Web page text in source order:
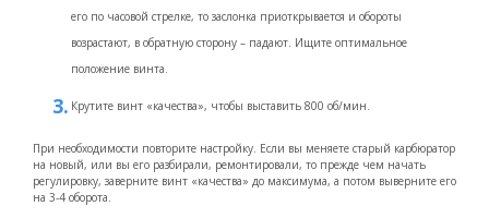
его по часовой стрелке, то заслонка приоткрывается и обороты
возрастают, в обратную сторону – падают. Ищите оптимальное
положение винта.
Крутите винт «качества», чтобы выставить 800 об/мин.
При необходимости повторите настройку. Если вы меняете старый карбюратор
на новый, или вы его разбирали, ремонтировали, то прежде чем начать
регулировку, заверните винт «качества» до максимума, а потом выверните его
на 3-4 оборота.